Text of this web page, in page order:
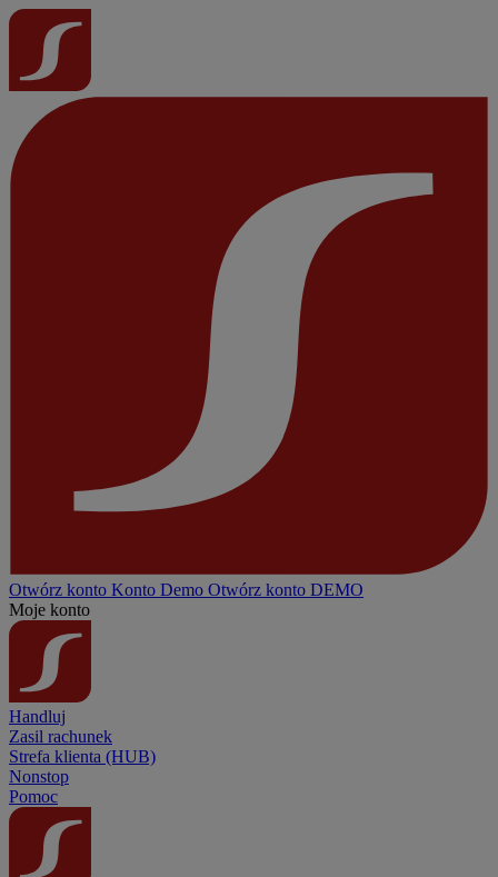
Otwórz konto Konto Demo Otwórz konto DEMO
Moje konto
Handluj
Zasil rachunek
Strefa klienta (HUB)
Nonstop
Pomoc